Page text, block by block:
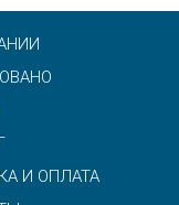
И ОПЛАТА